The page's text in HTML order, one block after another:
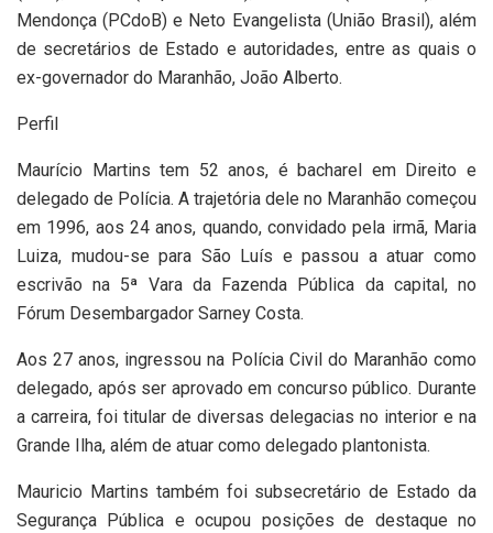
Mendonça (PCdoB) e Neto Evangelista (União Brasil), além
de secretários de Estado e autoridades, entre as quais o
ex-governador do Maranhão, João Alberto.
Perfil
Maurício Martins tem 52 anos, é bacharel em Direito e
delegado de Polícia. A trajetória dele no Maranhão começou
em 1996, aos 24 anos, quando, convidado pela irmã, Maria
Luiza, mudou-se para São Luís e passou a atuar como
escrivão na 5ª Vara da Fazenda Pública da capital, no
Fórum Desembargador Sarney Costa.
Aos 27 anos, ingressou na Polícia Civil do Maranhão como
delegado, após ser aprovado em concurso público. Durante
a carreira, foi titular de diversas delegacias no interior e na
Grande Ilha, além de atuar como delegado plantonista.
Mauricio Martins também foi subsecretário de Estado da
Segurança Pública e ocupou posições de destaque no